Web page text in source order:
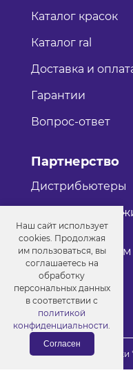
Каталог красок
Каталог ral
Доставка и
Гарантии
Вопрос-ответ
Партнерство
Дистрибьютеры
Оптовые
Как стать
дистрибьютером
© Порошковые краски
конфиденциальности
Наш сайт использует
cookies. Продолжая
им пользоваться, вы
соглашаетесь на
обработку
персональных данных
в соответствии с
политикой
конфиденциальности.
Согласен